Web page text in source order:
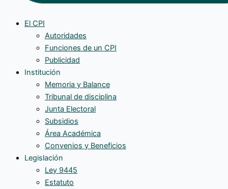
El CPI
Autoridades
Funciones de un CPI
Publicidad
Institución
Memoria y Balance
Tribunal de disciplina
Junta Electoral
Subsidios
Área Académica
Convenios y Beneficios
Legislación
Ley 9445
Estatuto